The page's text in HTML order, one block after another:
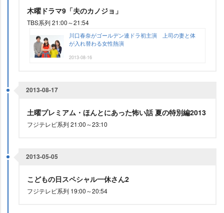
木曜ドラマ9「夫のカノジョ」
TBS系列 21:00～21:54
川口春奈がゴールデン連ドラ初主演 上司の妻と体
が入れ替わる女性熱演
2013-08-16
2013-08-17
土曜プレミアム・ほんとにあった怖い話 夏の特別編2013
フジテレビ系列 21:00～23:10
2013-05-05
こどもの日スペシャル一休さん2
フジテレビ系列 19:00～20:54